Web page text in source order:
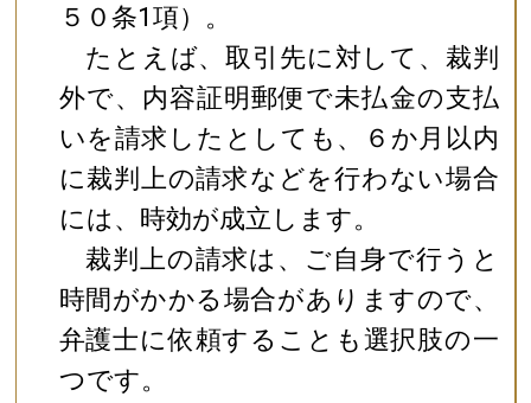
５０条1項）。
たとえば、取引先に対して、裁判
外で、内容証明郵便で未払金の支払
いを請求したとしても、６か月以内
に裁判上の請求などを行わない場合
には、時効が成立します。
裁判上の請求は、ご自身で行うと
時間がかかる場合がありますので、
弁護士に依頼することも選択肢の一
つです。